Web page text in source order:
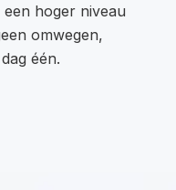
hoger niveau
omwegen,
één.